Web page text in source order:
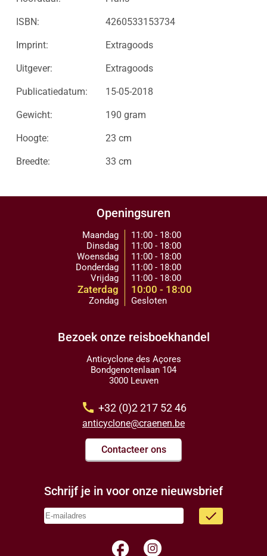
ISBN: 4260533153734
Imprint: Extragoods
Uitgever: Extragoods
Publicatiedatum: 15-05-2018
Gewicht: 190 gram
Hoogte: 23 cm
Breedte: 33 cm
Openingsuren
Maandag
Dinsdag
Woensdag
Donderdag
Vrijdag
Zaterdag
Zondag
11:00 - 18:00
11:00 - 18:00
11:00 - 18:00
11:00 - 18:00
11:00 - 18:00
10:00 - 18:00
Gesloten
Bezoek onze reisboekhandel
Anticyclone des Açores
Bondgenotenlaan 104
3000 Leuven
call +32 (0)2 217 52 46
anticyclone@craenen.be
Contacteer ons
Schrijf je in voor onze nieuwsbrief
done
facebook